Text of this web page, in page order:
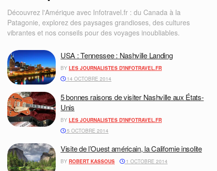
Découvrez l'Amérique avec Infotravel.fr : du Canada à la
Patagonie, explorez des paysages grandioses, des cultures
vibrantes et nos conseils pour des voyages inoubliables.
USA : Tennessee : Nashville Landing
BY LES JOURNALISTES D'INFOTRAVEL.FR
14 OCTOBRE 2014
5 bonnes raisons de visiter Nashville aux États-
Unis
BY LES JOURNALISTES D'INFOTRAVEL.FR
5 OCTOBRE 2014
Visite de l’Ouest américain, la Californie insolite
BY ROBERT KASSOUS 1 OCTOBRE 2014